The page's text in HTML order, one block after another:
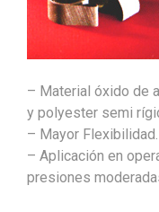
– Material óxido de
y polyester semi
– Mayor Flexibilidad.
– Aplicación en
presiones